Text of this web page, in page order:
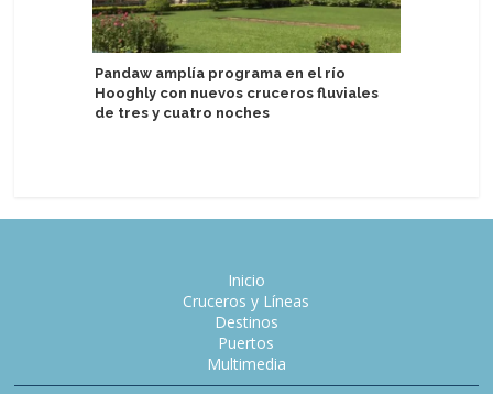
Pandaw amplía programa en el río
Hooghly con nuevos cruceros fluviales
de tres y cuatro noches
Inicio
Cruceros y Líneas
Destinos
Puertos
Multimedia